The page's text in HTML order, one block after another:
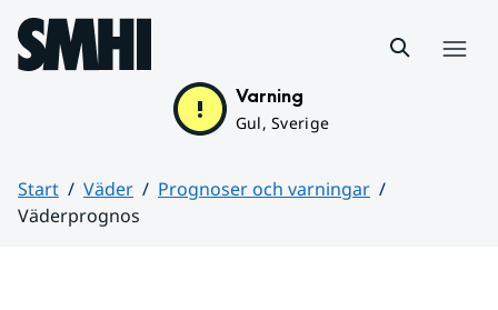
Hoppa till sidans innehåll
Varning
Gul, Sverige
Start Väder
Prognoser och varningar
Väderprognos